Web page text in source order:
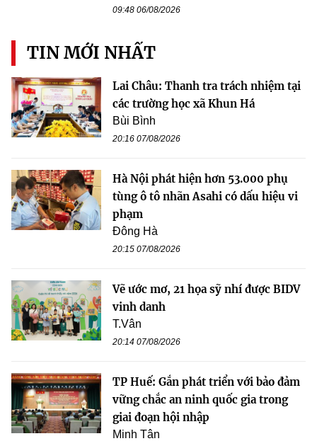
09:48 06/08/2026
TIN MỚI NHẤT
Lai Châu: Thanh tra trách nhiệm tại
các trường học xã Khun Há
Bùi Bình
20:16 07/08/2026
Hà Nội phát hiện hơn 53.000 phụ
tùng ô tô nhãn Asahi có dấu hiệu vi
phạm
Đông Hà
20:15 07/08/2026
Vẽ ước mơ, 21 họa sỹ nhí được BIDV
vinh danh
T.Vân
20:14 07/08/2026
TP Huế: Gắn phát triển với bảo đảm
vững chắc an ninh quốc gia trong
giai đoạn hội nhập
Minh Tân